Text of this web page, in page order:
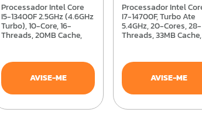
Processador Intel Core
I5-13400F 2.5GHz (4.6GHz
Turbo), 10-Core, 16-
Threads, 20MB Cache,
AVISE-ME
Processador Intel Core
I7-14700F, Turbo Ate
5.4GHz, 20-Cores, 28-
Threads, 33MB Cache,
AVISE-ME